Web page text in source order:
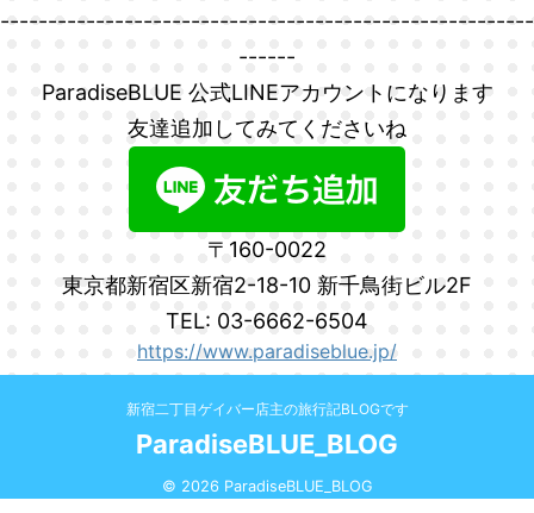
--------------------------------------------------------
------
ParadiseBLUE 公式LINEアカウントになります
友達追加してみてくださいね
〒160-0022
東京都新宿区新宿2-18-10 新千鳥街ビル2F
TEL: 03-6662-6504
https://www.paradiseblue.jp/
新宿二丁目ゲイバー店主の旅行記BLOGです
ParadiseBLUE_BLOG
© 2026 ParadiseBLUE_BLOG